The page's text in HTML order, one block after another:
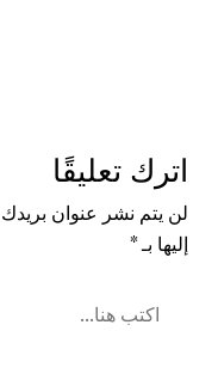
اترك تعليقًا
لن يتم نشر عنوان بريدك
إليها بـ*